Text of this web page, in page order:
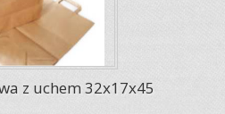
z uchem 32x17x45